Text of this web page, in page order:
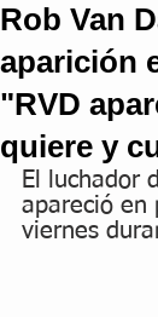
Rob Van
aparición
"RVD
quiere y
El luchador
apareció en
viernes